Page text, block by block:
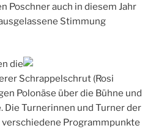
Poschner auch in diesem Jahr
Stimmung
die
Schrappelschrut (Rosi
Polonäse über die Bühne und
Die Turnerinnen und Turner der
Programmpunkte